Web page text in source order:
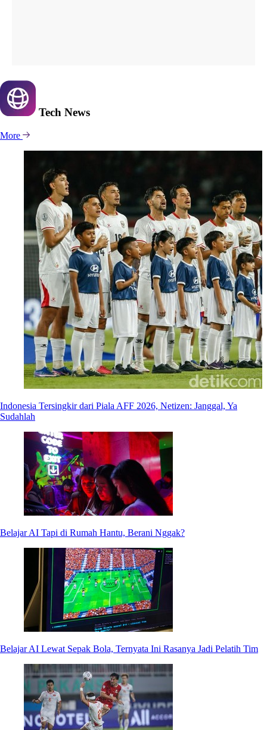
Tech News
More
Indonesia Tersingkir dari Piala AFF 2026, Netizen: Janggal, Ya
Sudahlah
Belajar AI Tapi di Rumah Hantu, Berani Nggak?
Belajar AI Lewat Sepak Bola, Ternyata Ini Rasanya Jadi Pelatih Tim